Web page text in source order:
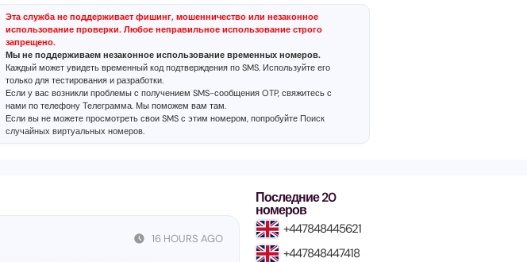
Эта служба не поддерживает фишинг, мошенничество или незаконное
использование проверки. Любое неправильное использование строго
запрещено.
Мы не поддерживаем незаконное использование временных номеров.
Каждый может увидеть временный код подтверждения по SMS. Используйте его
только для тестирования и разработки.
Если у вас возникли проблемы с получением SMS-сообщения OTP, свяжитесь с
нами по телефону Телеграмма. Мы поможем вам там.
Если вы не можете просмотреть свои SMS с этим номером, попробуйте Поиск
случайных виртуальных номеров.
16 HOURS AGO
Последние 20
номеров
+447848445621
+447848447418